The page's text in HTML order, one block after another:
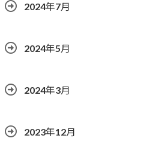
2024年7月
2024年5月
2024年3月
2023年12月